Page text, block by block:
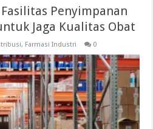
Penyimpanan
Jaga Kualitas Obat
, Farmasi Industri 0